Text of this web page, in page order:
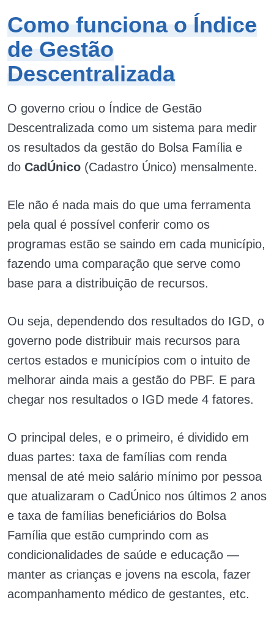
Como funciona o Índice
de Gestão
Descentralizada
O governo criou o Índice de Gestão
Descentralizada como um sistema para medir
os resultados da gestão do Bolsa Família e
do CadÚnico (Cadastro Único) mensalmente.
Ele não é nada mais do que uma ferramenta
pela qual é possível conferir como os
programas estão se saindo em cada município,
fazendo uma comparação que serve como
base para a distribuição de recursos.
Ou seja, dependendo dos resultados do IGD, o
governo pode distribuir mais recursos para
certos estados e municípios com o intuito de
melhorar ainda mais a gestão do PBF. E para
chegar nos resultados o IGD mede 4 fatores.
O principal deles, e o primeiro, é dividido em
duas partes: taxa de famílias com renda
mensal de até meio salário mínimo por pessoa
que atualizaram o CadÚnico nos últimos 2 anos
e taxa de famílias beneficiários do Bolsa
Família que estão cumprindo com as
condicionalidades de saúde e educação —
manter as crianças e jovens na escola, fazer
acompanhamento médico de gestantes, etc.